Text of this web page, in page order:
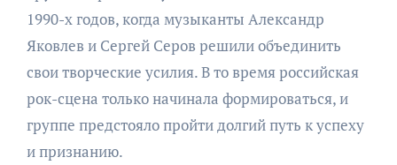
1990-х годов, когда музыканты Александр
Яковлев и Сергей Серов решили объединить
свои творческие усилия. В то время российская
рок-сцена только начинала формироваться, и
группе предстояло пройти долгий путь к успеху
и признанию.